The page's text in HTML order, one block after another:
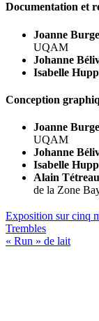
Documentation et
Joanne
UQAM
Johanne
Isabelle
Conception
Joanne
UQAM
Johanne
Isabelle
Alain
de la Zone
Navigation
de
Exposition sur cinq
Trembles
« Run » de lait